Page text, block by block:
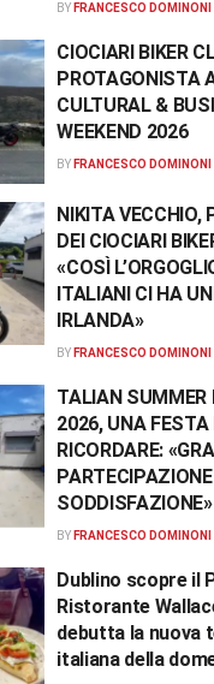
BY FRANCESCO DOMINONI
CIOCIARI BIKER
PROTAGONISTA
CULTURAL &
WEEKEND 2026
BY FRANCESCO DOMINONI
NIKITA VECCHIO,
DEI CIOCIARI
«COSÌ
ITALIANI CI HA
IRLANDA»
BY FRANCESCO DOMINONI
TALIAN SUMMER
2026, UNA FESTA
RICORDARE:
SODDISFAZIONE»
BY FRANCESCO DOMINONI
Dublino scopre il
Ristorante
debutta la nuova
italiana della